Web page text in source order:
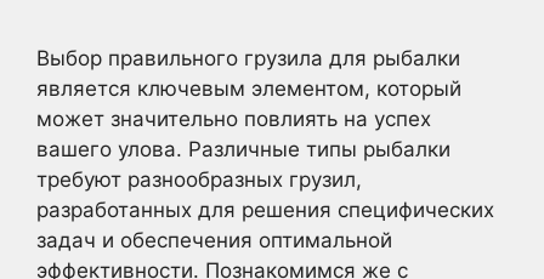
Выбор правильного грузила для рыбалки
является ключевым элементом, который
может значительно повлиять на успех
вашего улова. Различные типы рыбалки
требуют разнообразных грузил,
разработанных для решения специфических
задач и обеспечения оптимальной
эффективности. Познакомимся же с